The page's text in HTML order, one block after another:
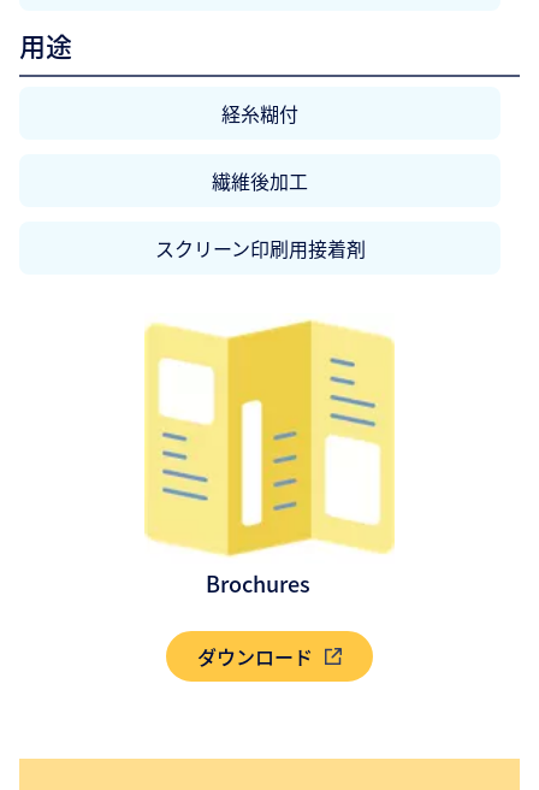
用途
経糸糊付
繊維後加工
スクリーン印刷用接着剤
Brochures
ダウンロード